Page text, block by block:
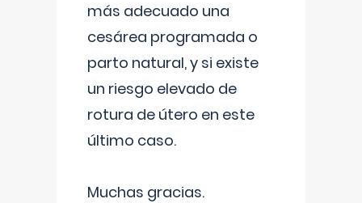
más adecuado una
cesárea programada o
parto natural, y si existe
un riesgo elevado de
rotura de útero en este
último caso.
Muchas gracias.